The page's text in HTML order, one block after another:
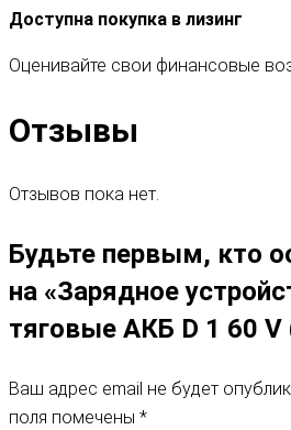
Доступна покупка в лизинг
Оценивайте свои финансовые
Отзывы
Отзывов пока нет.
Будьте первым, кто
на «Зарядное
тяговые АКБ D 1 60 V
Ваш адрес email не будет
поля помечены *